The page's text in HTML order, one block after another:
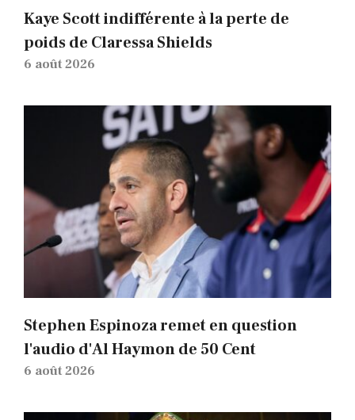
Kaye Scott indifférente à la perte de
poids de Claressa Shields
6 août 2026
Stephen Espinoza remet en question
l'audio d'Al Haymon de 50 Cent
6 août 2026